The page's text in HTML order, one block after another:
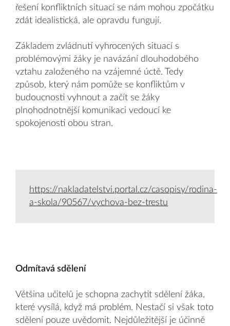
řešení konfliktních situací se nám mohou zpočátku
zdát idealistická, ale opravdu fungují.
Základem zvládnutí vyhrocených situací s
problémovými žáky je navázání dlouhodobého
vztahu založeného na vzájemné úctě. Tedy
způsob, který nám pomůže se konfliktům v
budoucnosti vyhnout a začít se žáky
plnohodnotnější komunikaci vedoucí ke
spokojenosti obou stran.
https://nakladatelstvi.portal.cz/casopisy/rodina-
a-skola/90567/vychova-bez-trestu
Odmítavá sdělení
Většina učitelů je schopna zachytit sdělení žáka,
které vysílá, když má problém. Nestačí si však toto
sdělení pouze uvědomit. Nejdůležitější je účinně